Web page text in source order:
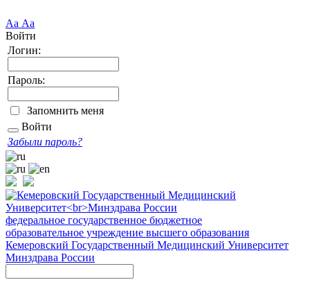
Аа Аа
Войти
Логин:
Пароль:
Запомнить меня
Войти
Забыли пароль?
федеральное государственное бюджетное
образовательное учреждение высшего образования
Кемеровский Государственный Медицинский Университет
Минздрава России